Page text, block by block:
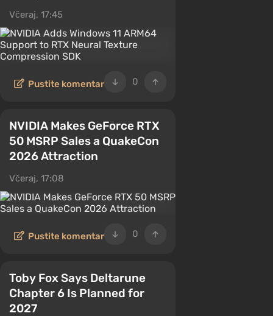
Včeraj, 17:45
0
Pustite komentar
NVIDIA Makes GeForce RTX
50 MSRP Sales a QuakeCon
2026 Attraction
Včeraj, 17:08
0
Pustite komentar
Toby Fox Says Deltarune
Chapter 6 Is Planned for
2027